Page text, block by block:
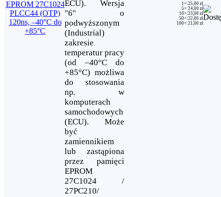
ECU). Wersja
"6" o
podwyższonym
(Industrial)
zakresie
temperatur pracy
(od –40°C do
+85°C) możliwa
do stosowania
np. w
komputerach
samochodowych
(ECU). Może
być
zamiennikiem
lub zastąpiona
przez pamięci
EPROM
27C1024 /
27PC210/
1+:25,00 zł
5+:24,00 zł
10+:23,00 zł
50+:22,00 zł
100+:21,00 zł